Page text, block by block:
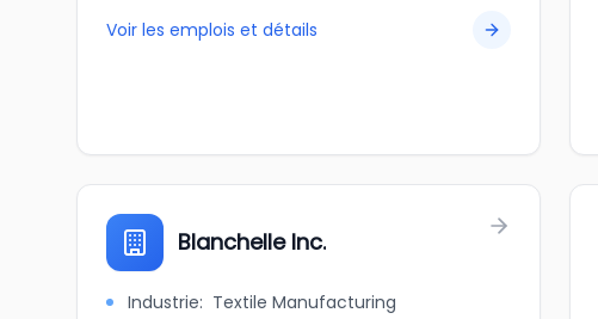
Voir les emplois et détails
Blanchelle Inc.
Industrie: Textile Manufacturing